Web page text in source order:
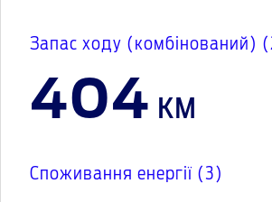
Запас ходу (комбінований)
404 км
Споживання енергії (3)